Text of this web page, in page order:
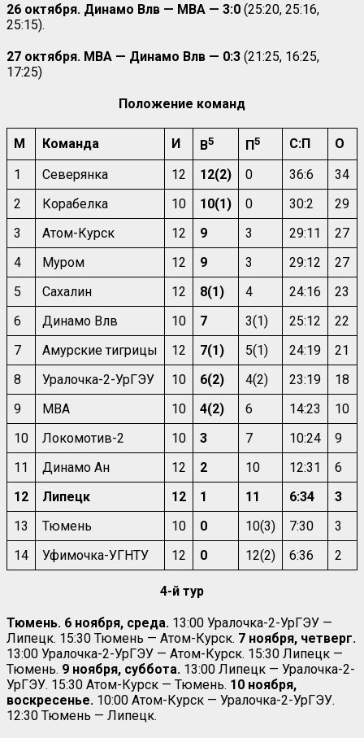
26 октября. Динамо Влв — МВА — 3:0 (25:20, 25:16,
25:15).
27 октября. МВА — Динамо Влв — 0:3 (21:25, 16:25,
17:25)
Положение команд
М Команда И В5 П5 С:П
О
1
Северянка 12 12(2) 0 36:6
34
2
Корабелка 10 10(1) 0 30:2
29
3
Атом-Курск 12 9 3 29:11
27
4
Муром 12 9 3 29:12
27
5
Сахалин 12 8(1) 4 24:16
23
6
Динамо Влв 10 7 3(1) 25:12
22
7
Амурские тигрицы 12 7(1) 5(1) 24:19
21
8
Уралочка-2-УрГЭУ 10 6(2) 4(2) 23:19
18
9
МВА 10 4(2) 6 14:23
10
10
Локомотив-2 10 3 7 10:24
9
11
Динамо Ан 12 2 10 12:31
6
12
Липецк 12 1 11 6:34
3
13
Тюмень 10 0 10(3) 7:30
3
14
Уфимочка-УГНТУ 12 0 12(2) 6:36 2
4-й тур
Тюмень. 6 ноября, среда. 13:00 Уралочка-2-УрГЭУ —
Липецк. 15:30 Тюмень — Атом-Курск. 7 ноября, четверг.
13:00 Уралочка-2-УрГЭУ — Атом-Курск. 15:30 Липецк —
Тюмень. 9 ноября, суббота. 13:00 Липецк — Уралочка-2-
УрГЭУ. 15:30 Атом-Курск — Тюмень. 10 ноября,
воскресенье. 10:00 Атом-Курск — Уралочка-2-УрГЭУ.
12:30 Тюмень — Липецк.